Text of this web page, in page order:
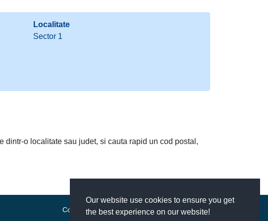
Our website use cookies to ensure you get
the best experience on our website!
Localitate
Sector 1
o localitate sau judet, si cauta rapid un cod postal,
Contact|Termeni si conditii